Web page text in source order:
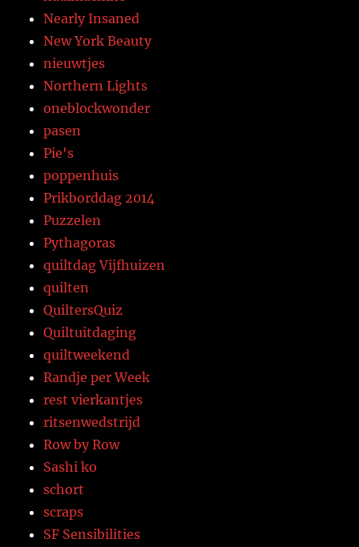
Nearly Insaned
New York Beauty
nieuwtjes
Northern Lights
oneblockwonder
pasen
Pie's
poppenhuis
Prikborddag 2014
Puzzelen
Pythagoras
quiltdag Vijfhuizen
quilten
QuiltersQuiz
Quiltuitdaging
quiltweekend
Randje per Week
rest vierkantjes
ritsenwedstrijd
Row by Row
Sashi ko
schort
scraps
SF Sensibilities